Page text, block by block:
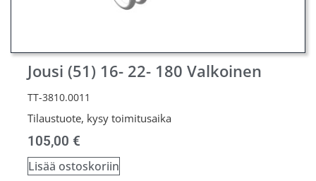
Jousi (51) 16- 22- 180 Valkoinen
TT-3810.0011
Tilaustuote, kysy toimitusaika
105,00 €
Lisää ostoskoriin